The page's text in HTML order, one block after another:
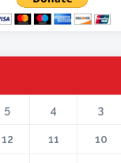
3
4
5
10
11
12